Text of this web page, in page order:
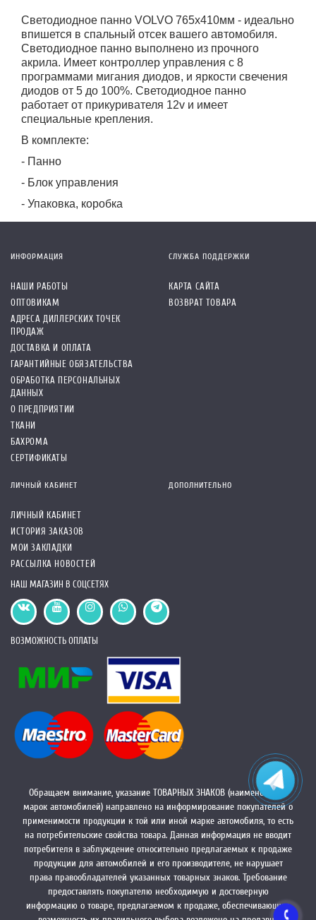
Светодиодное панно VOLVO 765х410мм - идеально
впишется в спальный отсек вашего автомобиля.
Светодиодное панно выполнено из прочного
акрила. Имеет контроллер управления с 8
программами мигания диодов, и яркости свечения
диодов от 5 до 100%. Светодиодное панно
работает от прикуривателя 12v и имеет
специальные крепления.
В комплекте:
- Панно
- Блок управления
- Упаковка, коробка
ИНФОРМАЦИЯ
НАШИ РАБОТЫ
ОПТОВИКАМ
АДРЕСА ДИЛЛЕРСКИХ ТОЧЕК
ПРОДАЖ
ДОСТАВКА И ОПЛАТА
ГАРАНТИЙНЫЕ ОБЯЗАТЕЛЬСТВА
ОБРАБОТКА ПЕРСОНАЛЬНЫХ
ДАННЫХ
О ПРЕДПРИЯТИИ
ТКАНИ
БАХРОМА
СЕРТИФИКАТЫ
СЛУЖБА ПОДДЕРЖКИ
КАРТА САЙТА
ВОЗВРАТ ТОВАРА
ЛИЧНЫЙ КАБИНЕТ
ЛИЧНЫЙ КАБИНЕТ
ИСТОРИЯ ЗАКАЗОВ
МОИ ЗАКЛАДКИ
РАССЫЛКА НОВОСТЕЙ
ДОПОЛНИТЕЛЬНО
НАШ МАГАЗИН В СОЦСЕТЯХ
ВОЗМОЖНОСТЬ ОПЛАТЫ
Обращаем внимание, указание ТОВАРНЫХ ЗНАКОВ (наименований
марок автомобилей) направлено на информирование покупателей о
применимости продукции к той или иной марке автомобиля, то есть
на потребительские свойства товара. Данная информация не вводит
потребителя в заблуждение относительно предлагаемых к продаже
продукции для автомобилей и его производителе, не нарушает
права правообладателей указанных товарных знаков. Требование
предоставлять покупателю необходимую и достоверную
информацию о товаре, предлагаемом к продаже, обеспечивающую